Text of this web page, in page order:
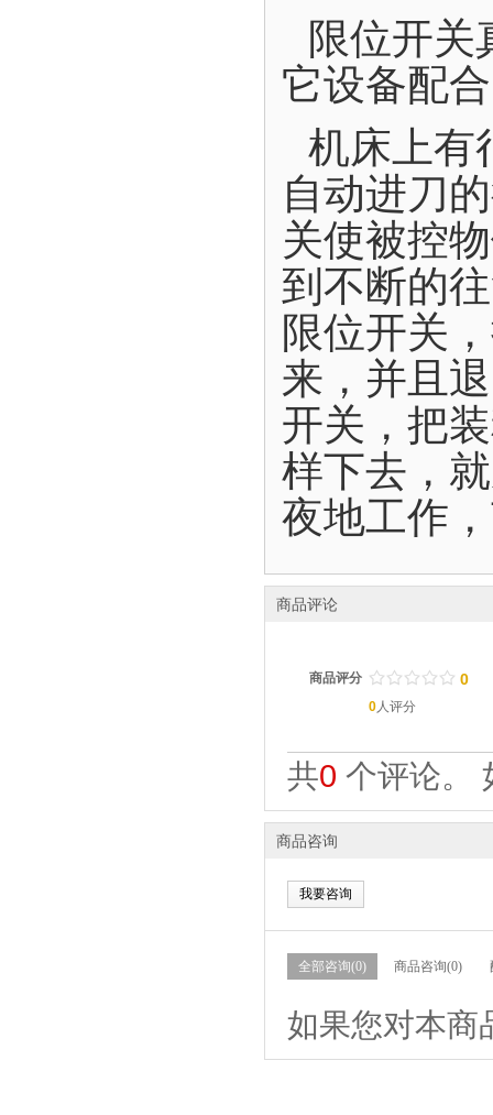
限位开关
它设备配
机床上有
自动进刀
关使被控
到不断的
限位开关
来，并且
开关，把
样下去，
夜地工作
商品评论
商品评分 / / / / /
. . . . . 0
0人评分
共0 个评论。
商品咨询
我要咨询
全部咨询(0) 商品咨询(0)
如果您对本商